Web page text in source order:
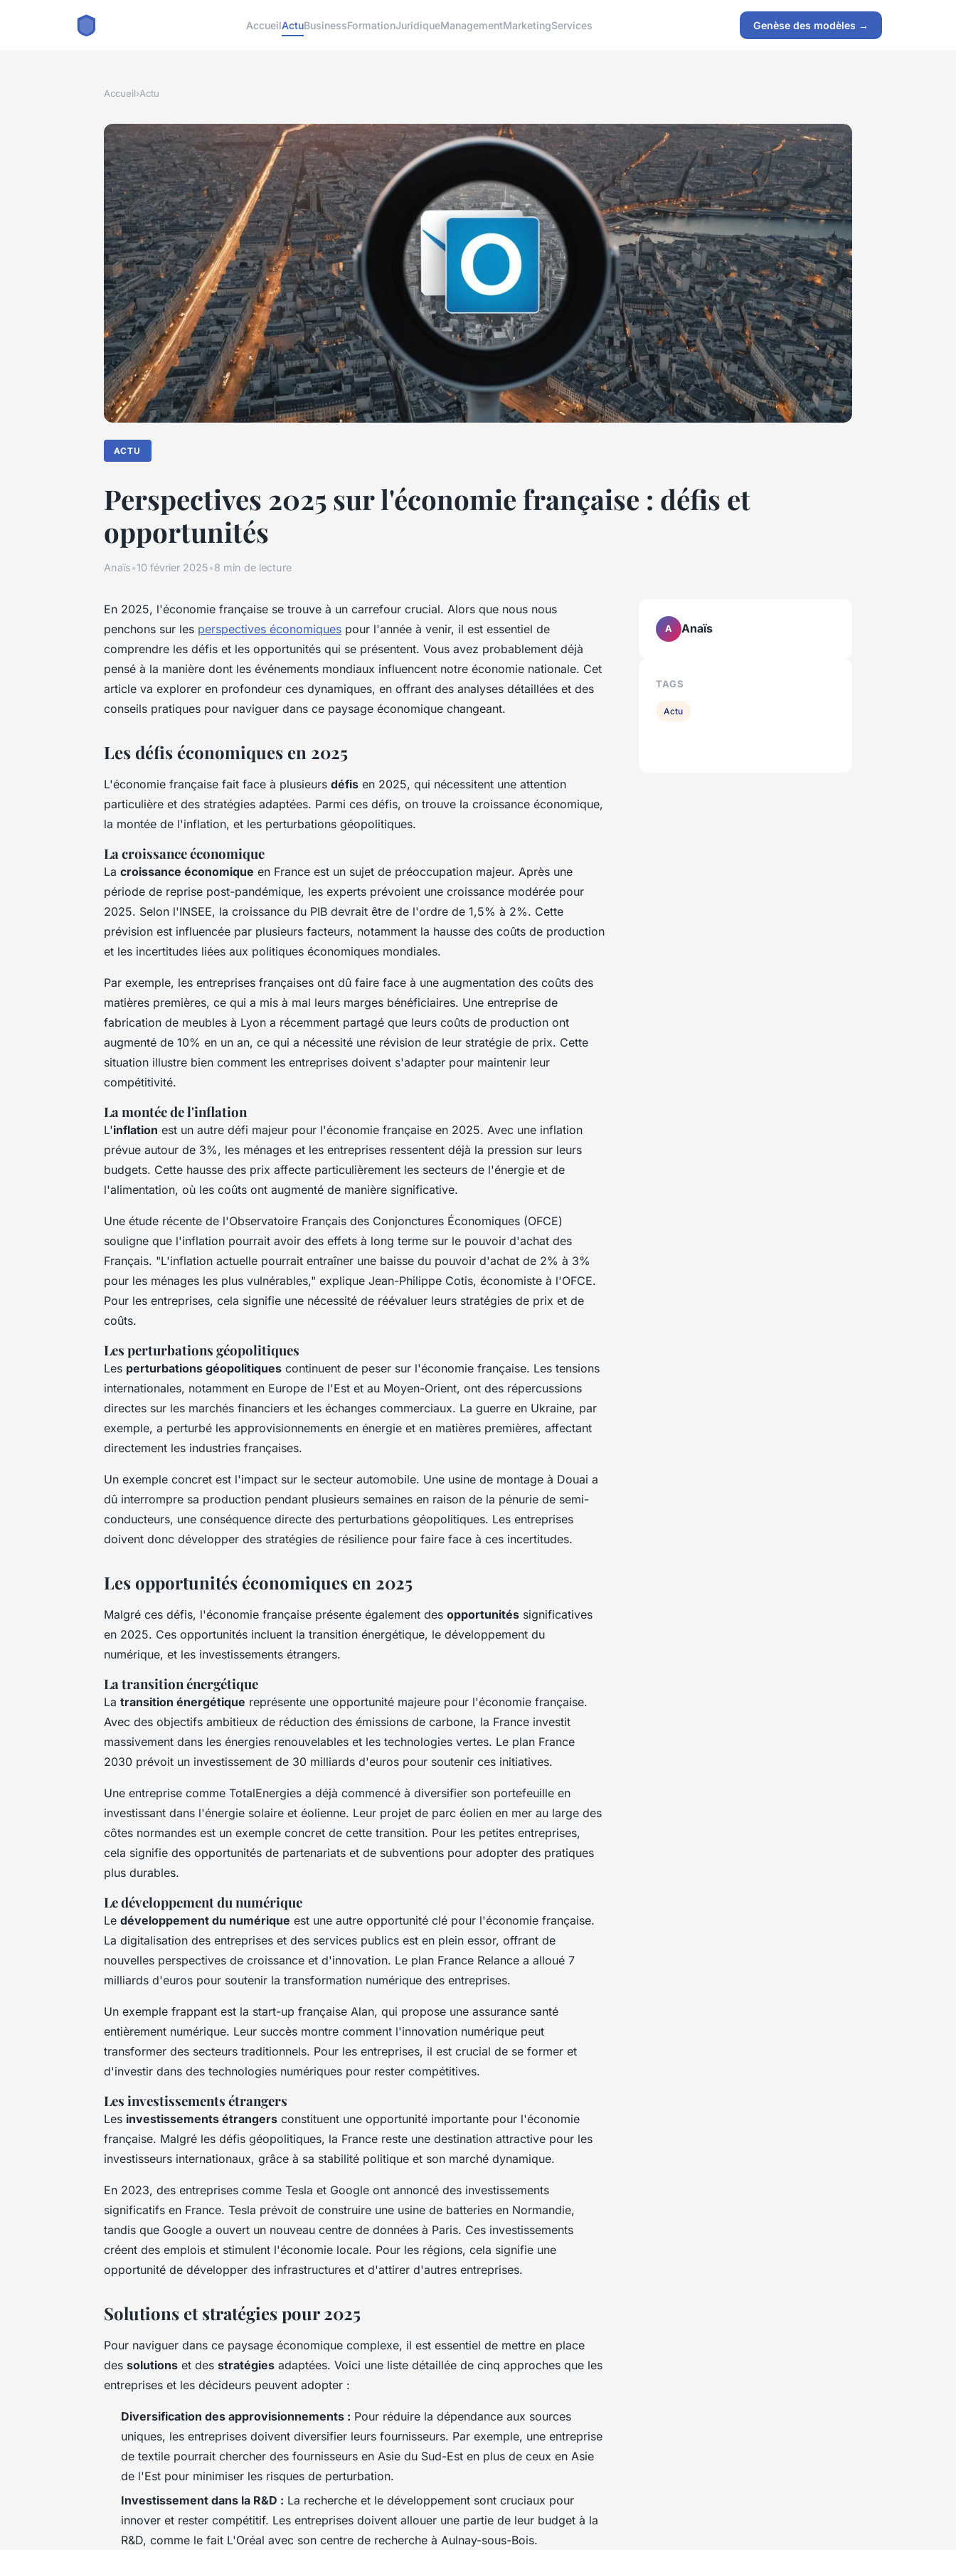
AccueilActuBusinessFormationJuridiqueManagementMarketingServices Genèse des modèles →
Accueil›Actu
ACTU
Perspectives 2025 sur l'économie française : défis et
opportunités
Anaïs•10 février 2025•8 min de lecture
En 2025, l'économie française se trouve à un carrefour crucial. Alors que nous nous
penchons sur les perspectives économiques pour l'année à venir, il est essentiel de
comprendre les défis et les opportunités qui se présentent. Vous avez probablement déjà
pensé à la manière dont les événements mondiaux influencent notre économie nationale. Cet
article va explorer en profondeur ces dynamiques, en offrant des analyses détaillées et des
conseils pratiques pour naviguer dans ce paysage économique changeant.
Les défis économiques en 2025
L'économie française fait face à plusieurs défis en 2025, qui nécessitent une attention
particulière et des stratégies adaptées. Parmi ces défis, on trouve la croissance économique,
la montée de l'inflation, et les perturbations géopolitiques.
La croissance économique
La croissance économique en France est un sujet de préoccupation majeur. Après une
période de reprise post-pandémique, les experts prévoient une croissance modérée pour
2025. Selon l'INSEE, la croissance du PIB devrait être de l'ordre de 1,5% à 2%. Cette
prévision est influencée par plusieurs facteurs, notamment la hausse des coûts de production
et les incertitudes liées aux politiques économiques mondiales.
Par exemple, les entreprises françaises ont dû faire face à une augmentation des coûts des
matières premières, ce qui a mis à mal leurs marges bénéficiaires. Une entreprise de
fabrication de meubles à Lyon a récemment partagé que leurs coûts de production ont
augmenté de 10% en un an, ce qui a nécessité une révision de leur stratégie de prix. Cette
situation illustre bien comment les entreprises doivent s'adapter pour maintenir leur
compétitivité.
La montée de l'inflation
L'inflation est un autre défi majeur pour l'économie française en 2025. Avec une inflation
prévue autour de 3%, les ménages et les entreprises ressentent déjà la pression sur leurs
budgets. Cette hausse des prix affecte particulièrement les secteurs de l'énergie et de
l'alimentation, où les coûts ont augmenté de manière significative.
Une étude récente de l'Observatoire Français des Conjonctures Économiques (OFCE)
souligne que l'inflation pourrait avoir des effets à long terme sur le pouvoir d'achat des
Français. "L'inflation actuelle pourrait entraîner une baisse du pouvoir d'achat de 2% à 3%
pour les ménages les plus vulnérables," explique Jean-Philippe Cotis, économiste à l'OFCE.
Pour les entreprises, cela signifie une nécessité de réévaluer leurs stratégies de prix et de
coûts.
Les perturbations géopolitiques
Les perturbations géopolitiques continuent de peser sur l'économie française. Les tensions
internationales, notamment en Europe de l'Est et au Moyen-Orient, ont des répercussions
directes sur les marchés financiers et les échanges commerciaux. La guerre en Ukraine, par
exemple, a perturbé les approvisionnements en énergie et en matières premières, affectant
directement les industries françaises.
Un exemple concret est l'impact sur le secteur automobile. Une usine de montage à Douai a
dû interrompre sa production pendant plusieurs semaines en raison de la pénurie de semi-
conducteurs, une conséquence directe des perturbations géopolitiques. Les entreprises
doivent donc développer des stratégies de résilience pour faire face à ces incertitudes.
Les opportunités économiques en 2025
Malgré ces défis, l'économie française présente également des opportunités significatives
en 2025. Ces opportunités incluent la transition énergétique, le développement du
numérique, et les investissements étrangers.
La transition énergétique
La transition énergétique représente une opportunité majeure pour l'économie française.
Avec des objectifs ambitieux de réduction des émissions de carbone, la France investit
massivement dans les énergies renouvelables et les technologies vertes. Le plan France
2030 prévoit un investissement de 30 milliards d'euros pour soutenir ces initiatives.
Une entreprise comme TotalEnergies a déjà commencé à diversifier son portefeuille en
investissant dans l'énergie solaire et éolienne. Leur projet de parc éolien en mer au large des
côtes normandes est un exemple concret de cette transition. Pour les petites entreprises,
cela signifie des opportunités de partenariats et de subventions pour adopter des pratiques
plus durables.
Le développement du numérique
Le développement du numérique est une autre opportunité clé pour l'économie française.
La digitalisation des entreprises et des services publics est en plein essor, offrant de
nouvelles perspectives de croissance et d'innovation. Le plan France Relance a alloué 7
milliards d'euros pour soutenir la transformation numérique des entreprises.
Un exemple frappant est la start-up française Alan, qui propose une assurance santé
entièrement numérique. Leur succès montre comment l'innovation numérique peut
transformer des secteurs traditionnels. Pour les entreprises, il est crucial de se former et
d'investir dans des technologies numériques pour rester compétitives.
Les investissements étrangers
Les investissements étrangers constituent une opportunité importante pour l'économie
française. Malgré les défis géopolitiques, la France reste une destination attractive pour les
investisseurs internationaux, grâce à sa stabilité politique et son marché dynamique.
En 2023, des entreprises comme Tesla et Google ont annoncé des investissements
significatifs en France. Tesla prévoit de construire une usine de batteries en Normandie,
tandis que Google a ouvert un nouveau centre de données à Paris. Ces investissements
créent des emplois et stimulent l'économie locale. Pour les régions, cela signifie une
opportunité de développer des infrastructures et d'attirer d'autres entreprises.
Solutions et stratégies pour 2025
Pour naviguer dans ce paysage économique complexe, il est essentiel de mettre en place
des solutions et des stratégies adaptées. Voici une liste détaillée de cinq approches que les
entreprises et les décideurs peuvent adopter :
Diversification des approvisionnements : Pour réduire la dépendance aux sources
uniques, les entreprises doivent diversifier leurs fournisseurs. Par exemple, une entreprise
de textile pourrait chercher des fournisseurs en Asie du Sud-Est en plus de ceux en Asie
de l'Est pour minimiser les risques de perturbation.
Investissement dans la R&D : La recherche et le développement sont cruciaux pour
innover et rester compétitif. Les entreprises doivent allouer une partie de leur budget à la
R&D, comme le fait L'Oréal avec son centre de recherche à Aulnay-sous-Bois.
A Anaïs
TAGS
Actu